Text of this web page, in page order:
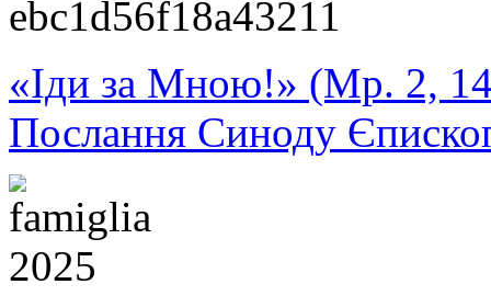
«Іди за Мною!» (Мр. 2,
Послання Синоду